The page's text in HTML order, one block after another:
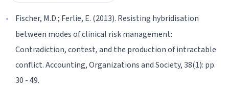
Fischer, M.D.; Ferlie, E. (2013). Resisting hybridisation
between modes of clinical risk management:
Contradiction, contest, and the production of intractable
conflict. Accounting, Organizations and Society, 38(1): pp.
30 - 49.